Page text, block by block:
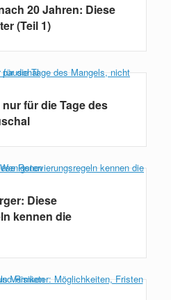
20 Jahren: Diese
(Teil 1)
für die Tage des
Diese
kennen die